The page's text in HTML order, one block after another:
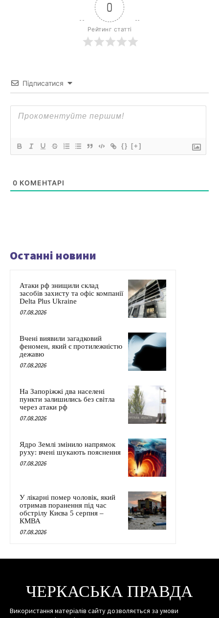
0
Рейтинг статті
Підписатися
{} [+]
0 КОМЕНТАРІ
Останні новини
Атаки рф знищили склад
засобів захисту та офіс компанії
Delta Plus Ukraine
07.08.2026
Вчені виявили загадковий
феномен, який є протилежністю
дежавю
07.08.2026
На Запоріжжі два населені
пункти залишились без світла
через атаки рф
07.08.2026
Ядро Землі змінило напрямок
руху: вчені шукають пояснення
07.08.2026
У лікарні помер чоловік, який
отримав поранення під час
обстрілу Києва 5 серпня –
КМВА
07.08.2026
ЧЕРКАСЬКА ПРАВДА
Використання матеріалів сайту дозволяється за умови